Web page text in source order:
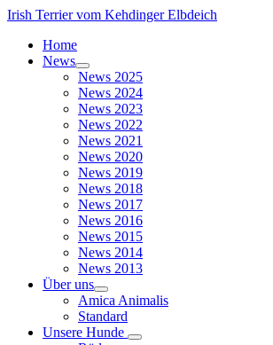
Irish Terrier vom Kehdinger Elbdeich
Home
News
News 2025
News 2024
News 2023
News 2022
News 2021
News 2020
News 2019
News 2018
News 2017
News 2016
News 2015
News 2014
News 2013
Über uns
Amica Animalis
Standard
Unsere Hunde